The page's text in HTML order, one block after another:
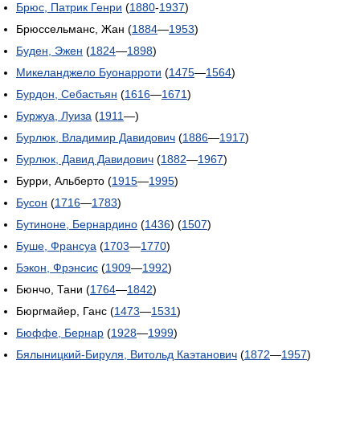
Брюс, Патрик Генри (1880-1937)
Брюссельманс, Жан (1884—1953)
Буден, Эжен (1824—1898)
Микеланджело Буонарроти (1475—1564)
Бурдон, Себастьян (1616—1671)
Буржуа, Луиза (1911—)
Бурлюк, Владимир Давидович (1886—1917)
Бурлюк, Давид Давидович (1882—1967)
Бурри, Альберто (1915—1995)
Бусон (1716—1783)
Бутиноне, Бернардино (1436) (1507)
Буше, Франсуа (1703—1770)
Бэкон, Фрэнсис (1909—1992)
Бюнчо, Тани (1764—1842)
Бюргмайер, Ганс (1473—1531)
Бюффе, Бернар (1928—1999)
Бялыницкий-Бируля, Витольд Каэтанович (1872—1957)